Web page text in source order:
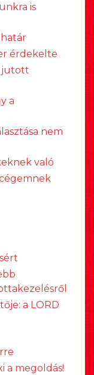
is
érdekelte
jutott
a
nem
való
a LORD
a megoldás!